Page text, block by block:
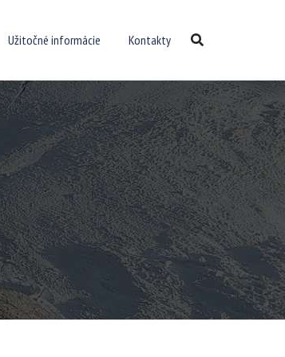
Užitočné informácie Kontakty